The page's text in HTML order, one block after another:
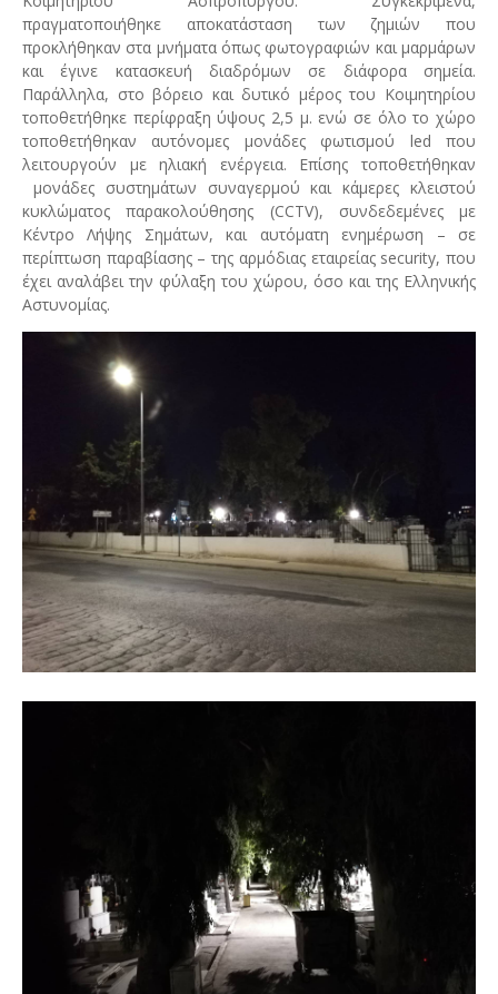
πραγματοποιήθηκε αποκατάσταση των ζημιών που
προκλήθηκαν στα μνήματα όπως φωτογραφιών και μαρμάρων
και έγινε κατασκευή διαδρόμων σε διάφορα σημεία.
Παράλληλα, στο βόρειο και δυτικό μέρος του Κοιμητηρίου
τοποθετήθηκε περίφραξη ύψους 2,5 μ. ενώ σε όλο το χώρο
τοποθετήθηκαν αυτόνομες μονάδες φωτισμού led που
λειτουργούν με ηλιακή ενέργεια. Επίσης τοποθετήθηκαν
μονάδες συστημάτων συναγερμού και κάμερες κλειστού
κυκλώματος παρακολούθησης (CCTV), συνδεδεμένες με
Κέντρο Λήψης Σημάτων, και αυτόματη ενημέρωση – σε
περίπτωση παραβίασης – της αρμόδιας εταιρείας security, που
έχει αναλάβει την φύλαξη του χώρου, όσο και της Ελληνικής
Αστυνομίας.